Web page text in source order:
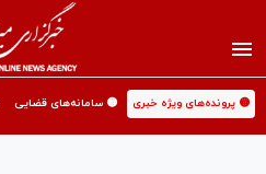
🟡 پرونده‌های ویژه خبری 🟡 سامانه‌های قضایی